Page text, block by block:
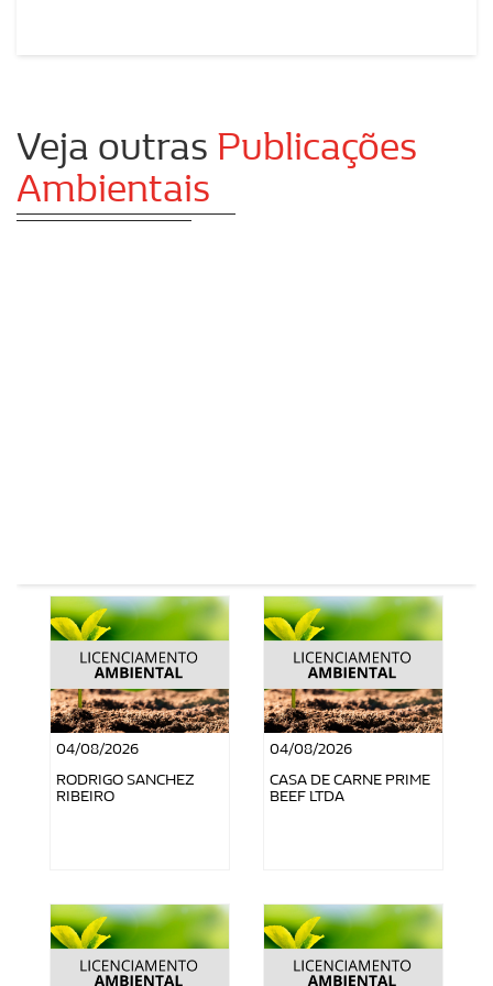
Veja outras Publicações
Ambientais
04/08/2026
RODRIGO SANCHEZ
RIBEIRO
04/08/2026
CASA DE CARNE PRIME
BEEF LTDA